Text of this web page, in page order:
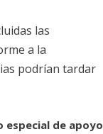
las
a la
podrían tardar
especial de apoyo